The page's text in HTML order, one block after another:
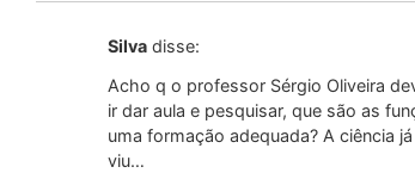
Silva disse:
Acho q o professor Sérgio Oliveira
ir dar aula e pesquisar, que são as
uma formação adequada? A ciência
viu…